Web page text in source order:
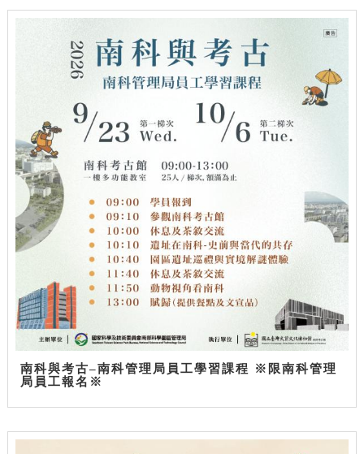
南科與考古–南科管理局員工學習課程 ※限南科管理
局員工報名※